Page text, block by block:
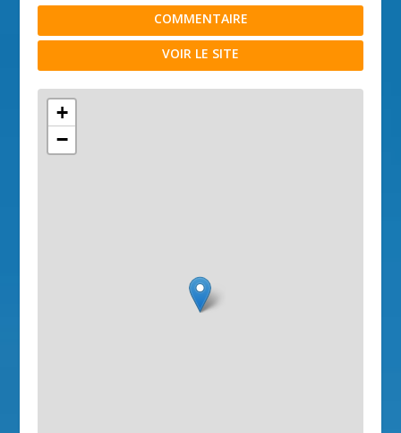
COMMENTAIRE
VOIR LE SITE
+
−